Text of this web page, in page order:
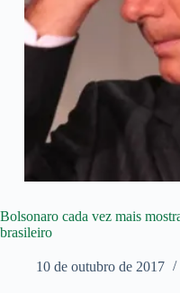
Bolsonaro cada vez mais
brasileiro
10 de outubro de 2017